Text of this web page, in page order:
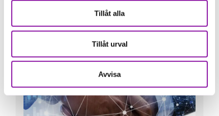
Tillåt alla
Tillåt urval
Avvisa